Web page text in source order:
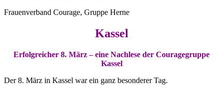
Frauenverband Courage, Gruppe Herne
Kassel
Erfolgreicher 8. März – eine Nachlese der Couragegruppe
Kassel
Der 8. März in Kassel war ein ganz besonderer Tag.